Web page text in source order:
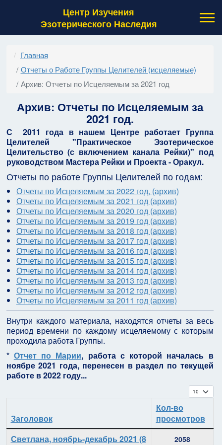
Центр Изучения
Эзотерического Наследия
Главная
Отчеты о Работе Группы Целителей (исцеляемые)
Архив: Отчеты по Исцеляемым за 2021 год
Архив: Отчеты по Исцеляемым за
2021 год.
С 2011 года в нашем Центре работает Группа
Целителей "Практическое Эзотерическое
Целительство (с включением канала Рейки)" под
руководством Мастера Рейки и Проекта - Оракул.
Отчеты по работе Группы Целителей по годам:
Отчеты по Исцеляемым за 2022 год, (архив)
Отчеты по Исцеляемым за 2021 год (архив)
Отчеты по Исцеляемым за 2020 год (архив)
Отчеты по Исцеляемым за 2019 год (архив)
Отчеты по Исцеляемым за 2018 год (архив)
Отчеты по Исцеляемым за 2017 год (архив)
Отчеты по Исцеляемым за 2016 год (архив)
Отчеты по Исцеляемым за 2015 год (архив)
Отчеты по Исцеляемым за 2014 год (архив)
Отчеты по Исцеляемым за 2013 год (архив)
Отчеты по Исцеляемым за 2012 год (архив)
Отчеты по Исцеляемым за 2011 год (архив)
Внутри каждого материала, находятся отчеты за весь
период времени по каждому исцеляемому с которым
проходила работа Группы.
* Отчет по Марии, работа с которой началась в
ноябре 2021 года, перенесен в раздел по текущей
работе в 2022 году...
Кол-во
Материалы
Заголовок
Кол-во
просмотров
Светлана, ноябрь-декабрь 2021 (8
2058